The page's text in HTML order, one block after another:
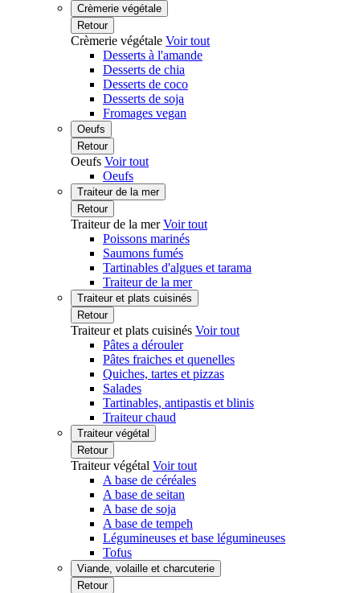
Crèmerie végétale
Retour
Crèmerie végétale Voir tout
Desserts à l'amande
Desserts de chia
Desserts de coco
Desserts de soja
Fromages vegan
Oeufs
Retour
Oeufs Voir tout
Oeufs
Traiteur de la mer
Retour
Traiteur de la merVoir tout
Poissons marinés
Saumons fumés
Tartinables d'algues et tarama
Traiteur de la mer
Traiteur et plats cuisinés
Retour
Traiteur et plats cuisinés Voir tout
Pâtes a dérouler
Pâtes fraiches et quenelles
Quiches, tartes et pizzas
Salades
Tartinables, antipastis et blinis
Traiteur chaud
Traiteur végétal
Retour
Traiteur végétal Voir tout
A base de céréales
A base de seitan
A base de soja
A base de tempeh
Légumineuses et base légumineuses
Tofus
Viande, volaille et charcuterie
Retour